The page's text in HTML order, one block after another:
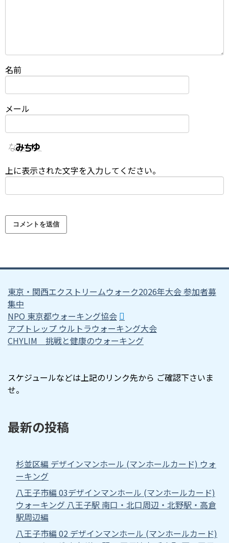
名前
メール
上に表示された文字を入力してください。
東京・関西エクストリームウォーク2026年大会 参加者募
集中
NPO 東京都ウォーキング協会
アプトレップ ウルトラウォーキング大会
CHYLIM 挑戦と健康のウォーキング
スケジュールなどは上記のリンク先から ご確認下さいま
せ。
最新の投稿
杉並区編 デザインマンホール (マンホールカード) ウォ
ーキング
八王子市編 03デザインマンホール (マンホールカード)
ウォーキング 八王子駅 南口・北口周辺・北野駅・高倉
駅周辺編
八王子市編 02 デザインマンホール (マンホールカード)